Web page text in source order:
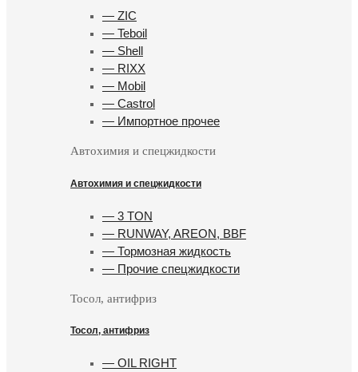
— ZIC
— Teboil
— Shell
— RIXX
— Mobil
— Castrol
— Импортное прочее
Автохимия и спецжидкости
Автохимия и спецжидкости
— 3 TON
— RUNWAY, AREON, BBF
— Тормозная жидкость
— Прочие спецжидкости
Тосол, антифриз
Тосол, антифриз
— OIL RIGHT